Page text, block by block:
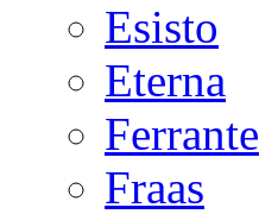
Esisto
Eterna
Ferrante
Fraas